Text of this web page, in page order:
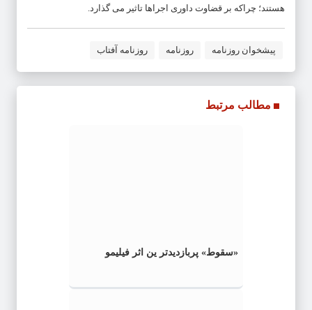
هستند؛ چراکه بر قضاوت داوری اجراها تاثیر می گذارد.
پیشخوان روزنامه روزنامه روزنامه آفتاب
مطالب مرتبط
«سقوط» پربازدیدتر ین اثر فیلیمو